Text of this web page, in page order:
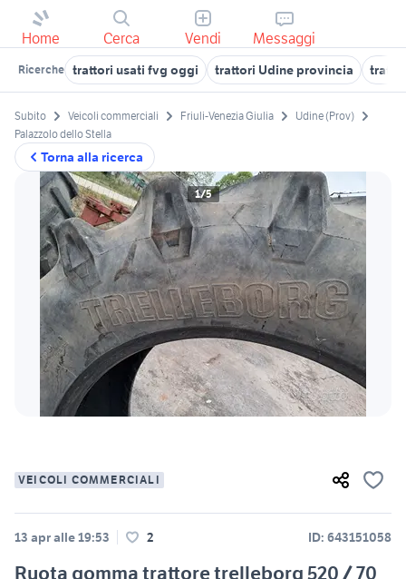
Home Cerca Vendi Messaggi
Ricerche trattori usati fvg oggi trattori Udine provincia
Torna alla ricerca
Subito Veicoli commerciali Friuli-Venezia Giulia
Udine (Prov)
Palazzolo dello Stella
1/5
VEICOLI COMMERCIALI
13 apr alle 19:53 2 ID: 643151058
Ruota gomma trattore trelleborg 520 / 70